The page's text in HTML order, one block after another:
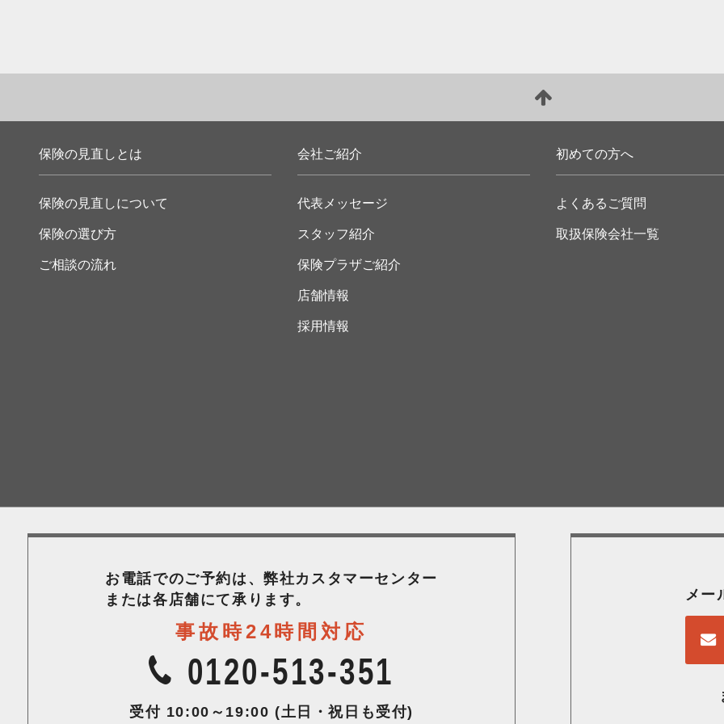
保険の見直しとは
保険の見直しについて
保険の選び方
ご相談の流れ
会社ご紹介
代表メッセージ
スタッフ紹介
保険プラザご紹介
店舗情報
採用情報
初めての方へ
よくあるご質問
取扱保険会社一覧
お電話でのご予約は、弊社カスタマーセンター
または各店舗にて承ります。
事故時24時間対応
0120-513-351
受付 10:00～19:00 (土日・祝日も受付)
メー